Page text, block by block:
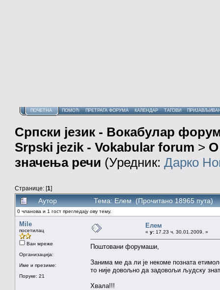
ПОЧЕТНА ПОМОЋ ПРЕТРАГА ФОРУМА КАЛЕНДАР ТАГОВИ
Српски језик - Вокабулар
Srpski jezik - Vokabular forum > О
значења речи (Уредник: Дарко
Странице: [1]
Аутор Тема: Елем (Прочитано 18965 пута)
0 чланова и 1 гост прегледају ову тему.
Mile
посетилац
Ван мреже
Организација:
Име и презиме:
Поруке: 21
Елем
« у: 17.23 ч. 30.01.2009. »
Поштовани форумаши,
Занима ме да ли је некоме позната
то није довољно да задовољи људску
Хвала!!!